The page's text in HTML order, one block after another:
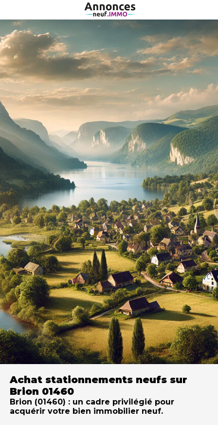
Achat stationnements neufs sur
Brion 01460
Brion (01460) : un cadre privilégié pour
acquérir votre bien immobilier neuf.